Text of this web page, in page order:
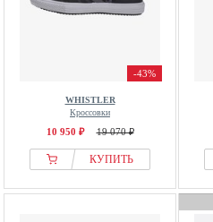
-43%
WHISTLER
Кроссовки
10 950 ₽ 19 070 ₽
КУПИТЬ